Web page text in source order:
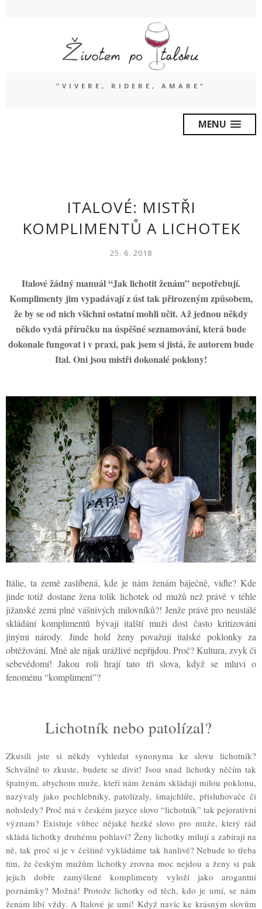
"VIVERE, RIDERE, AMARE"
MENU
ITALOVÉ: MISTŘI
KOMPLIMENTŮ A LICHOTEK
25. 6. 2018
Italové žádný manuál “Jak lichotit ženám” nepotřebují.
Komplimenty jim vypadávají z úst tak přirozeným způsobem,
že by se od nich všichni ostatní mohli učit. Až jednou někdy
někdo vydá příručku na úspěšné seznamování, která bude
dokonale fungovat i v praxi, pak jsem si jistá, že autorem bude
Ital. Oni jsou mistři dokonalé poklony!
Itálie, ta země zaslíbená, kde je nám ženám báječně, viďte? Kde
jinde totiž dostane žena tolik lichotek od mužů než právě v téhle
jižanské zemi plné vášnivých milovníků?! Jenže právě pro neustálé
skládání komplimentů bývají italští muži dost často kritizováni
jinými národy. Jinde hold ženy považují italské poklonky za
obtěžování. Mně ale nijak urážlivé nepřijdou. Proč? Kultura, zvyk či
sebevědomí! Jakou roli hrají tato tři slova, když se mluví o
fenoménu “kompliment”?
Lichotník nebo patolízal?
Zkusili jste si někdy vyhledat synonyma ke slovu lichotník?
Schválně to zkuste, budete se divit! Jsou snad lichotky něčím tak
špatným, abychom muže, kteří nám ženám skládají milou poklonu,
nazývaly jako pochlebníky, patolízaly, šmajchlíře, přisluhovače či
nohsledy? Proč má v českém jazyce slovo “lichotník” tak pejorativní
význam? Existuje vůbec nějaké hezké slovo pro muže, který rád
skládá lichotky druhému pohlaví? Ženy lichotky milují a zabírají na
ně, tak proč si je v češtině vykládáme tak hanlivě? Nebude to třeba
tím, že českým mužům lichotky zrovna moc nejdou a ženy si pak
jejich dobře zamýšlené komplimenty vyloží jako arogantní
poznámky? Možná! Protože lichotky od těch, kdo je umí, se nám
ženám líbí vždy. A Italové je umí! Když navíc ke krásným slovům